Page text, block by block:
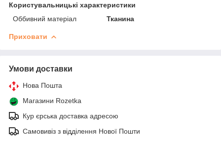
Користувальницькі характеристики
Оббивний матеріал
Тканина
Приховати
Умови доставки
Нова Пошта
Магазини Rozetka
Кур єрська доставка адресою
Самовивіз з відділення Нової Пошти